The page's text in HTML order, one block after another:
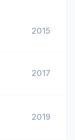
2015
2017
2019